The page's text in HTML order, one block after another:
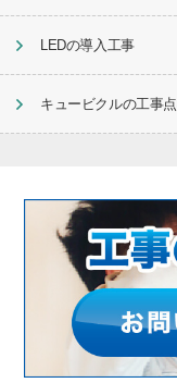
LEDの導入工事
キュービクルの工事